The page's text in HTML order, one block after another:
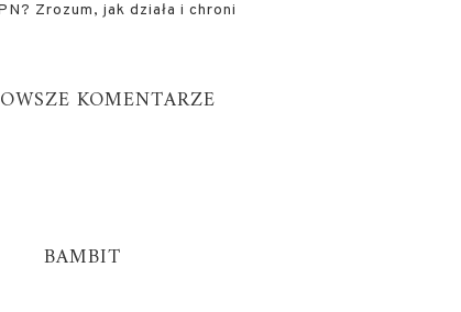
Zrozum, jak działa i chroni
KOMENTARZE
BAMBIT